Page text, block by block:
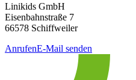
Linikids GmbH
Eisenbahnstraße 7
66578 Schiffweiler
AnrufenE-Mail senden